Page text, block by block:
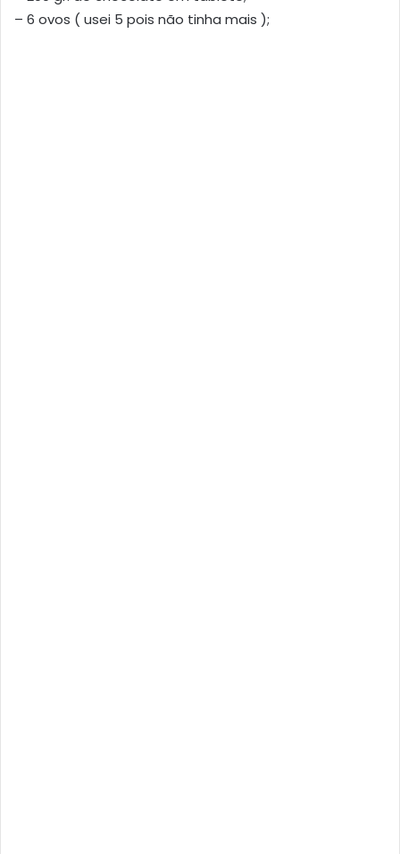
– 6 ovos ( usei 5 pois não tinha mais );